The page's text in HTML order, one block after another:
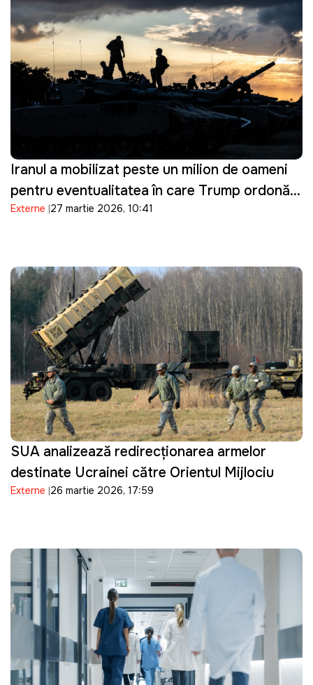
Iranul a mobilizat peste un milion de oameni
pentru eventualitatea în care Trump ordonă o
invazie terestră
Externe 27 martie 2026, 10:41
SUA analizează redirecționarea armelor
destinate Ucrainei către Orientul Mijlociu
Externe 26 martie 2026, 17:59